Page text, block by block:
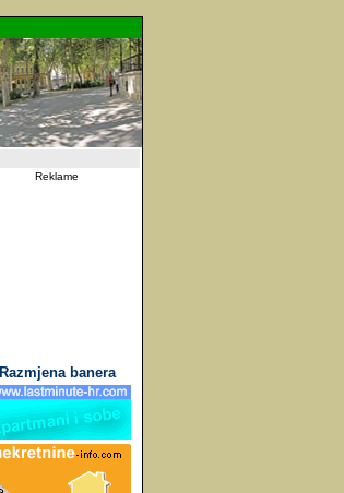
Reklame
Razmjena banera